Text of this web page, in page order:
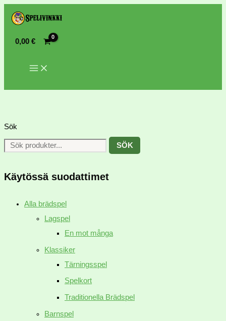
0,00€
Sök
SÖK
Käytössä suodattimet
Alla brädspel
Lagspel
En mot många
Klassiker
Tärningsspel
Spelkort
Traditionella Brädspel
Barnspel